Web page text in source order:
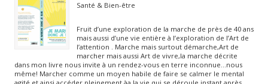
Santé & Bien-être
Fruit d’une exploration de la marche de près de 40 ans
mais aussi d’une vie entière à l’exploration de l’Art de
l’attention . Marche mais surtout démarche,Art de
marcher mais aussi Art de vivre,la marche décrite
dans mon livre nous invite à un rendez-vous en terre inconnue…nous
même! Marcher comme un moyen habile de faire se calmer le mental